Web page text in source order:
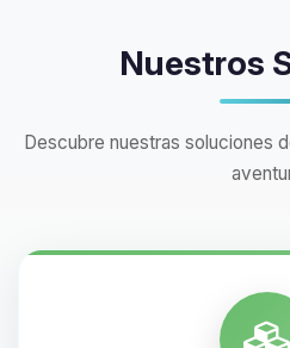
Nuestros
Descubre nuestras soluciones